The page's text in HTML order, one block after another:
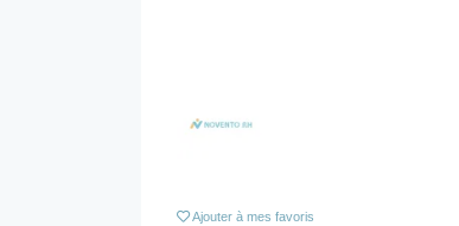
Ajouter à mes favoris